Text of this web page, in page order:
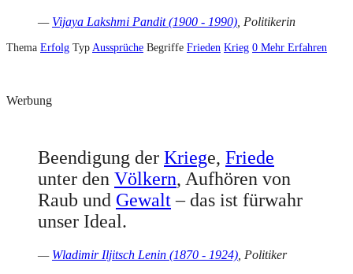
— Vijaya Lakshmi Pandit (1900 - 1990), Politikerin
Thema Erfolg Typ Aussprüche Begriffe Frieden Krieg 0 Mehr Erfahren
Werbung
Beendigung der Kriege, Friede
unter den Völkern, Aufhören von
Raub und Gewalt– das ist fürwahr
unser Ideal.
— Wladimir Iljitsch Lenin (1870 - 1924) , Politiker